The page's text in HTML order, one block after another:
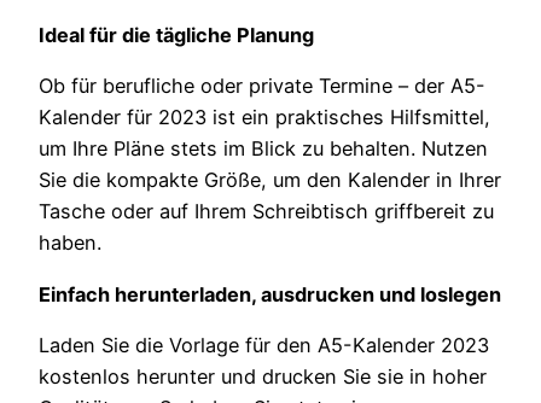
Ideal für die tägliche Planung
Ob für berufliche oder private Termine – der A5-
Kalender für 2023 ist ein praktisches Hilfsmittel,
um Ihre Pläne stets im Blick zu behalten. Nutzen
Sie die kompakte Größe, um den Kalender in Ihrer
Tasche oder auf Ihrem Schreibtisch griffbereit zu
haben.
Einfach herunterladen, ausdrucken und loslegen
Laden Sie die Vorlage für den A5-Kalender 2023
kostenlos herunter und drucken Sie sie in hoher